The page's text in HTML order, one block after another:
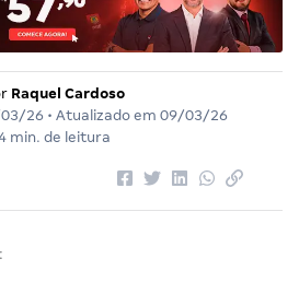
Raquel Cardoso
26 • Atualizado em 09/03/26
min. de leitura